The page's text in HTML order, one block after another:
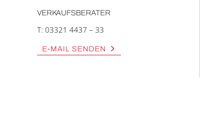
VERKAUFSBERATER
T: 03321 4437 – 33
E‑MAIL SEN­DEN